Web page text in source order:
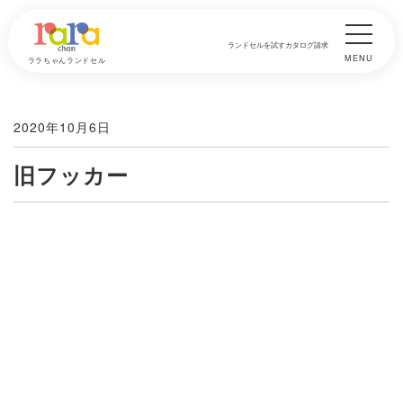
ララちゃんランドセル
ランドセルを試すカタログ請求
MENU
2020年10月6日
旧フッカー